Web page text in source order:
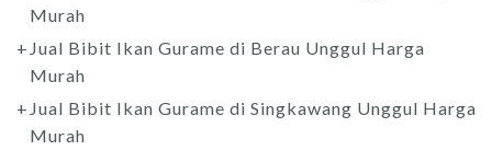
Murah
Jual Bibit Ikan Gurame di Berau Unggul Harga
Murah
Jual Bibit Ikan Gurame di Singkawang Unggul Harga
Murah